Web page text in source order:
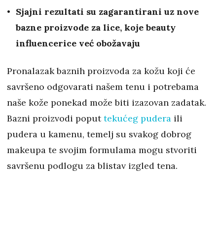
Sjajni rezultati su zagarantirani uz nove
bazne proizvode za lice, koje beauty
influencerice već obožavaju
Pronalazak baznih proizvoda za kožu koji će
savršeno odgovarati našem tenu i potrebama
naše kože ponekad može biti izazovan zadatak.
Bazni proizvodi poputtekućeg pudera ili
pudera u kamenu, temelj su svakog dobrog
makeupa te svojim formulama mogu stvoriti
savršenu podlogu za blistav izgled tena.